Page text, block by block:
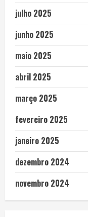
julho 2025
junho 2025
maio 2025
abril 2025
março 2025
fevereiro 2025
janeiro 2025
dezembro 2024
novembro 2024